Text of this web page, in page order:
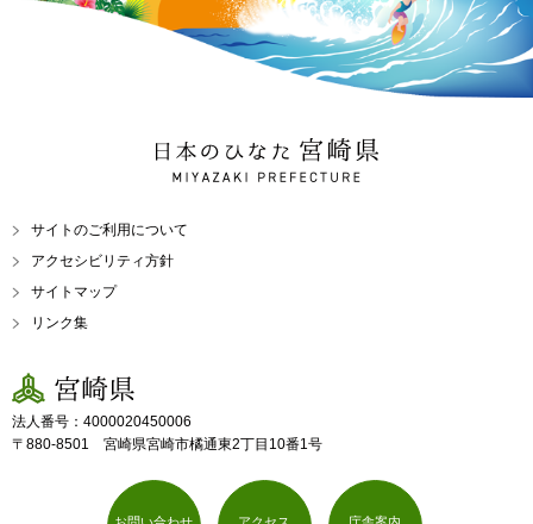
日本のひなた 宮崎県
MIYAZAKI PREFECTURE
サイトのご利用について
アクセシビリティ方針
サイトマップ
リンク集
宮崎県
法人番号：4000020450006
〒880-8501 宮崎県宮崎市橘通東2丁目10番1号